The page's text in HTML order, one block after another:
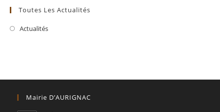
Toutes Les Actualités
Actualités
Mairie D’AURIGNAC